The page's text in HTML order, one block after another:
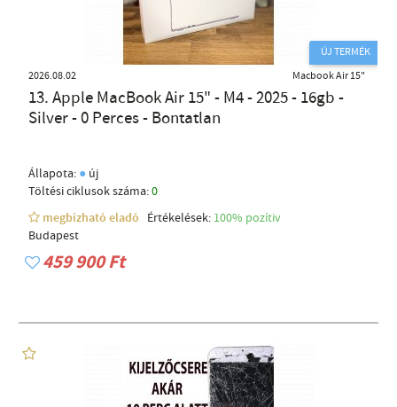
ÚJ TERMÉK
2026.08.02
Macbook Air 15"
13. Apple MacBook Air 15" - M4 - 2025 - 16gb -
Silver - 0 Perces - Bontatlan
Állapota: ● új
Töltési ciklusok száma:0
megbízható eladó
Értékelések: 100% pozítiv
Budapest
459 900 Ft